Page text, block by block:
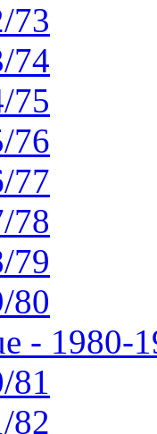
73
74
75
76
77
78
79
80
- 1980-
81
82